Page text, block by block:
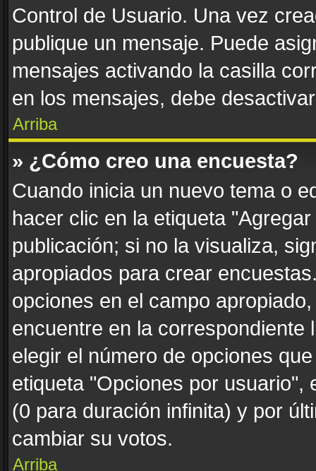
Control de Usuario. Una vez
publique un mensaje. Puede
mensajes activando la casilla
en los mensajes, debe
Arriba
» ¿Cómo creo una encuesta?
Cuando inicia un nuevo tema o
hacer clic en la etiqueta
publicación; si no la visualiza,
apropiados para crear
opciones en el campo
encuentre en la correspondiente
elegir el número de opciones
etiqueta "Opciones por usuario",
(0 para duración infinita) y por
cambiar su votos.
Arriba